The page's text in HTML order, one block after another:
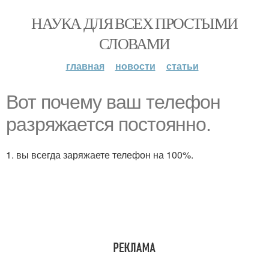
НАУКА ДЛЯ ВСЕХ ПРОСТЫМИ
СЛОВАМИ
главная новости статьи
Вот почему ваш телефон
разряжается постоянно.
1. вы всегда заряжаете телефон на 100%.